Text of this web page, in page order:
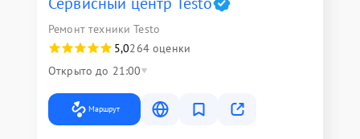
Ремонт техники Testo
5,0264 оценки
Открыто до 21:00
Маршрут